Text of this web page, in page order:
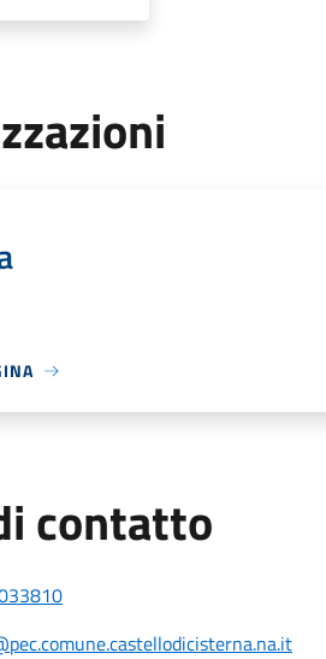
contatto